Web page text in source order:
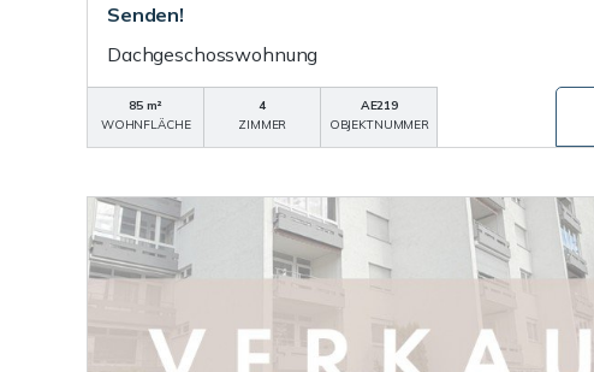
Senden!
Dachgeschosswohnung
85 m²
WOHNFLÄCHE
4
ZIMMER
AE219
OBJEKTNUMMER